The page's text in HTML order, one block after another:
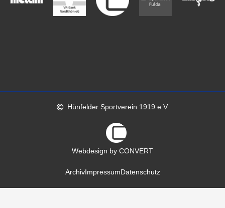
Hünfelder Sportverein 1919 e.V.
Webdesign by CONVERT
ArchivImpressum Datenschutz